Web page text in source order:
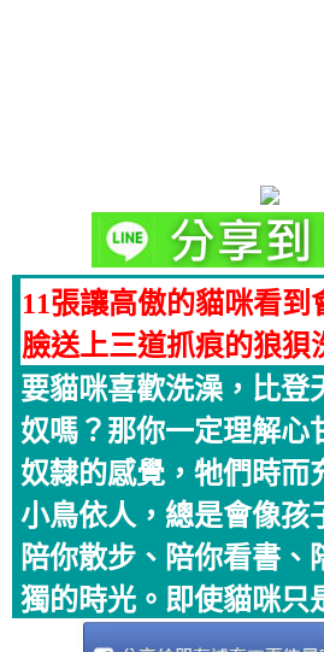
11張讓高傲的貓咪看到
臉送上三道抓痕的狼狽
要貓咪喜歡洗澡，比登
奴嗎？那你一定理解心
奴隸的感覺，牠們時而
小鳥依人，總是會像孩
陪你散步、陪你看書、
獨的時光。即使貓咪只